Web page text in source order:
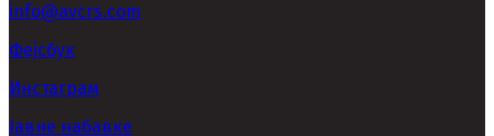
info@avcrs.com
Фејсбук
Инстаграм
Јавне набавке